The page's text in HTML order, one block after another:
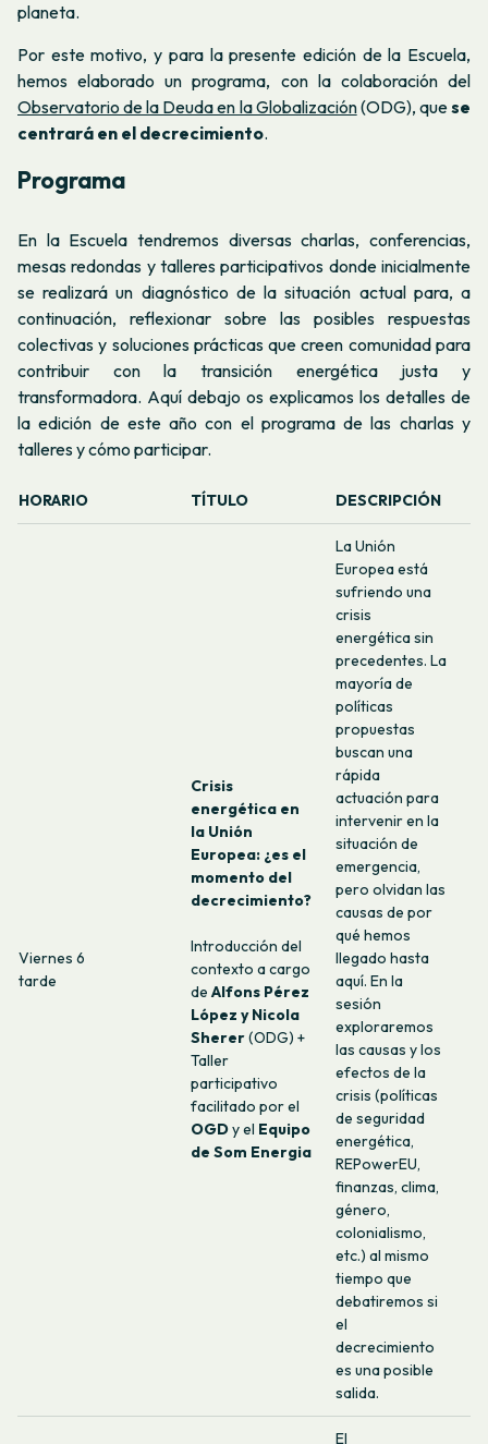
planeta.
Por este motivo, y para la presente edición de la Escuela,
hemos elaborado un programa, con la colaboración del
Observatorio de la Deuda en la Globalización(ODG), quese
centrará en el decrecimiento.
Programa
En la Escuela tendremos diversas charlas, conferencias,
mesas redondas y talleres participativos donde inicialmente
se realizará un diagnóstico de la situación actual para, a
continuación, reflexionar sobre las posibles respuestas
colectivas y soluciones prácticas que creen comunidad para
contribuir con la transición energética justa y
transformadora. Aquí debajo os explicamos los detalles de
la edición de este año con el programa de las charlas y
talleres y cómo participar.
HORARIO TÍTULO DESCRIPCIÓN
Viernes 6
tarde
Crisis
energética en
la Unión
Europea: ¿es el
momento del
decrecimiento?
Introducción del
contexto a cargo
de Alfons Pérez
López y Nicola
Sherer(ODG) +
Taller
participativo
facilitado por el
OGDy el Equipo
de Som Energia
La Unión
Europea está
sufriendo una
crisis
energética sin
precedentes. La
mayoría de
políticas
propuestas
buscan una
rápida
actuación para
intervenir en la
situación de
emergencia,
pero olvidan las
causas de por
qué hemos
llegado hasta
aquí. En la
sesión
exploraremos
las causas y los
efectos de la
crisis (políticas
de seguridad
energética,
REPowerEU,
finanzas, clima,
género,
colonialismo,
etc.) al mismo
tiempo que
debatiremos si
el
decrecimiento
es una posible
salida.
El